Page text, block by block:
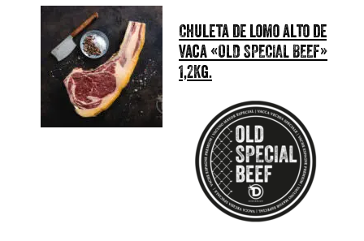
Chuleta de lomo alto de
vaca «OLD SPECIAL BEEF»
1,2Kg.